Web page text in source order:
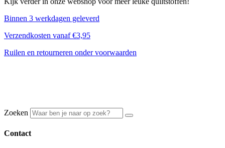
Binnen 3 werkdagen geleverd
Verzendkosten vanaf €3,95
Ruilen en retourneren onder voorwaarden
Zoeken
Contact